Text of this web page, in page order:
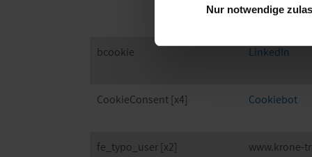
Nur notwendige
bcookie LinkedIn
CookieConsent [x4] Cookiebot
fe_typo_user [x2]
www.krone-